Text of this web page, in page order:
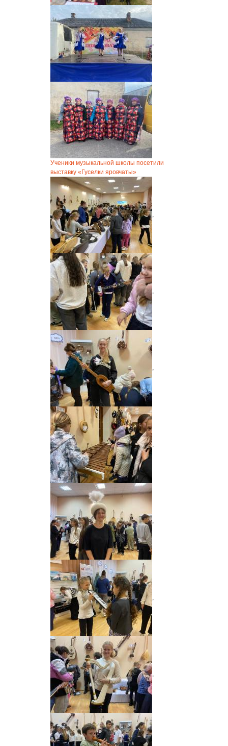
,
Ученики музыкальной школы посетили
выставку «Гуселки яровчаты»
,
,
,
,
,
,
,